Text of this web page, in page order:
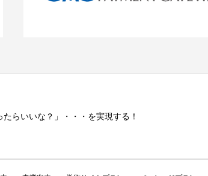
たらいいな？」・・・を実現する！